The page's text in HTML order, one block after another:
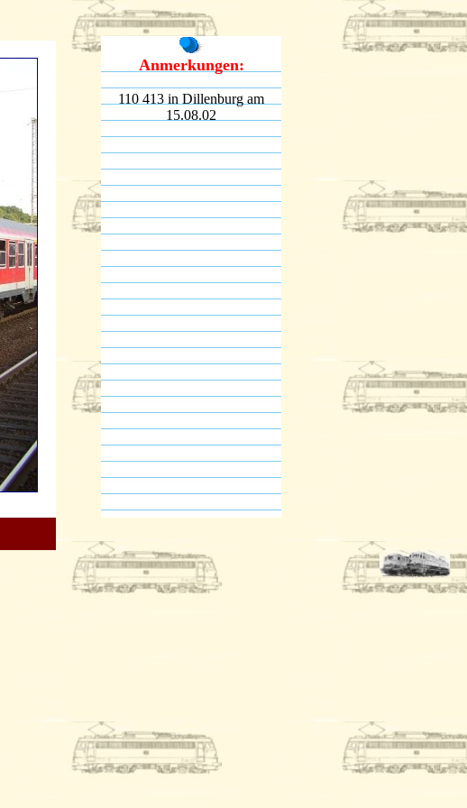
Anmerkungen:
110 413 in Dillenburg am
15.08.02